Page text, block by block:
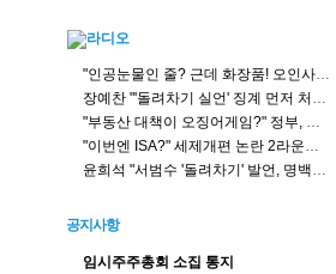
"인공눈물인 줄? 근데 화장품! 오인사고 주의"
장예찬 "'돌려차기 실언' 징계 먼저 처리 해야...친한계? 득달 같이 달려들 땐 언제고 침묵"
"부동산 대책이 오징어게임?" 정부, 세제로 정책실험 하나?
"이번엔 ISA?" 세제개편 논란 2라운드, 투자자 불만 뭐길래?
윤희석 "서범수 '돌려차기' 발언, 명백한 잘못... 한동훈 주최자로서 고민 중"
공지사항
임시주주총회 소집 통지